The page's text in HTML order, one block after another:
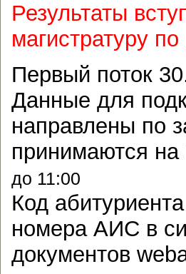
Результаты
магистратуру
Первый поток
Данные для
направлены по
принимаются на
до 11:00
Код
номера АИС в
документов